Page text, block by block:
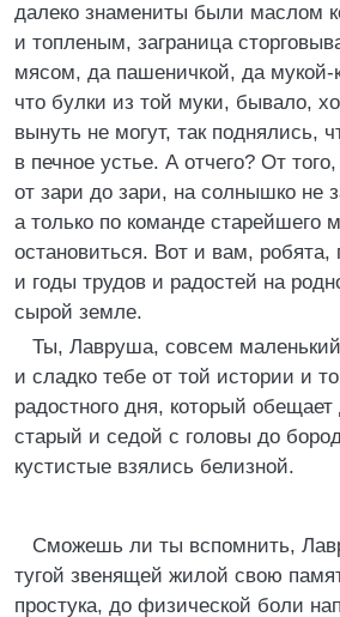
далеко знамениты были маслом
и топленым, заграница
мясом, да пашеничкой, да мукой-
что булки из той муки, бывало,
вынуть не могут, так поднялись,
в печное устье. А отчего? От
от зари до зари, на солнышко не
а только по команде старейшего
остановиться. Вот и вам, робята,
и годы трудов и радостей на
сырой земле.
Ты, Лавруша, совсем
и сладко тебе от той истории и
радостного дня, который
старый и седой с головы до
кустистые взялись белизной.
Сможешь ли ты вспомнить,
тугой звенящей жилой свою
простука, до физической боли